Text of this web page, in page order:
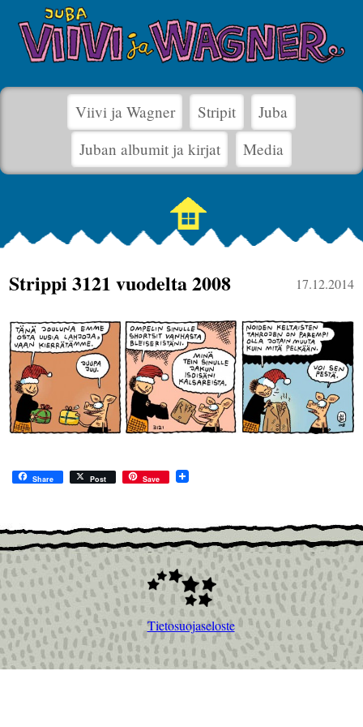
Viivi ja Wagner Stripit
Juba
Juban albumit ja kirjat
Media
17.12.2014
Strippi 3121 vuodelta 2008
Share Post Save
Tietosuojaseloste